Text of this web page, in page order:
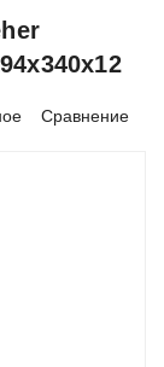
Сравнение